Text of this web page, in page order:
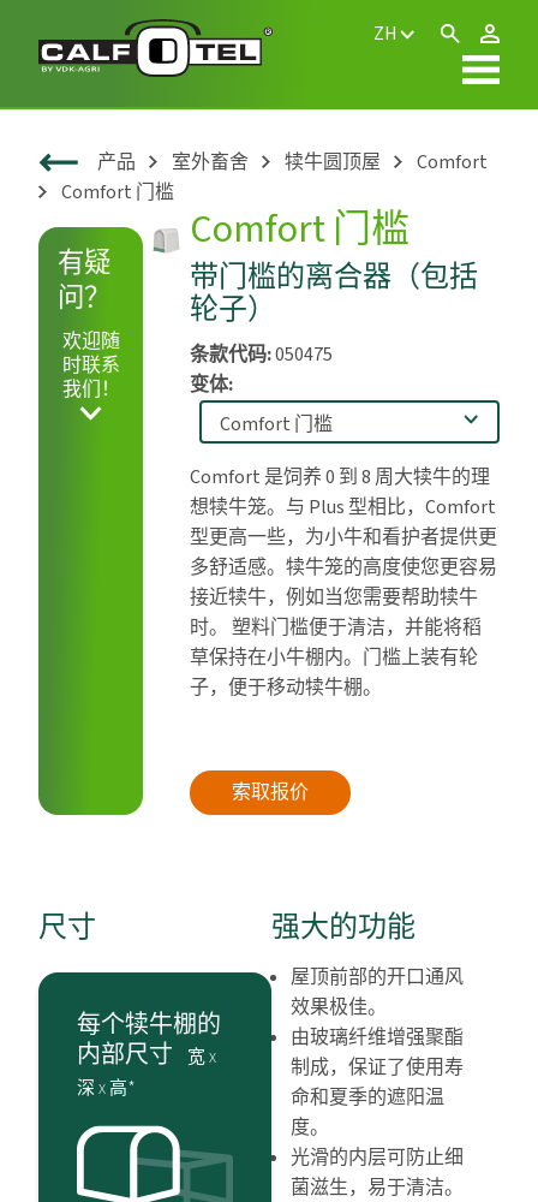
ZH
产品 室外畜舍 犊牛圆顶屋
Comfort
Comfort 门槛
有疑
问？
欢迎随
时联系
我们！
Comfort 门槛
带门槛的离合器（包括
轮子）
条款代码:050475
变体:
Comfort 是饲养 0 到 8 周大犊牛的理
想犊牛笼。与 Plus 型相比，Comfort
型更高一些，为小牛和看护者提供更
多舒适感。犊牛笼的高度使您更容易
接近犊牛，例如当您需要帮助犊牛
时。 塑料门槛便于清洁，并能将稻
草保持在小牛棚内。门槛上装有轮
子，便于移动犊牛棚。
索取报价
尺寸
每个犊牛棚的
内部尺寸
宽 x
深 x 高*
强大的功能
屋顶前部的开口通风
效果极佳。
由玻璃纤维增强聚酯
制成，保证了使用寿
命和夏季的遮阳温
度。
光滑的内层可防止细
菌滋生，易于清洁。